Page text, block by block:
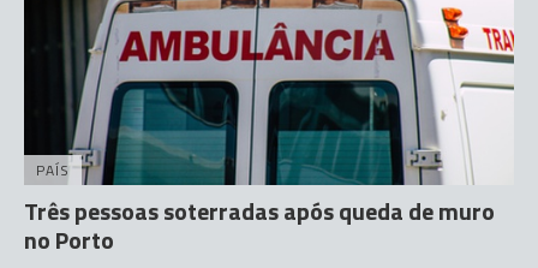
PAÍS
Três pessoas soterradas após queda de muro
no Porto